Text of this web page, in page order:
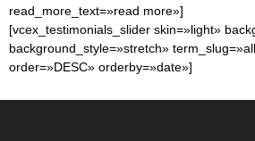
read_more_text=»read more»]
[vcex_testimonials_slider skin=»light»
background_style=»stretch»
order=»DESC» orderby=»date»]